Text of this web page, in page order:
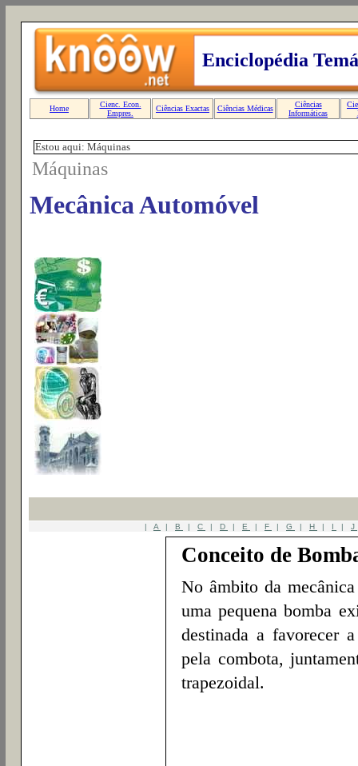
Estou aqui: Máquinas
Máquinas
Mecânica Automóvel
| A | B | C | D | E | F | G | H | I | J
Conceito de
No âmbito da
uma pequena bomba
destinada a favorecer
pela combota,
trapezoidal.